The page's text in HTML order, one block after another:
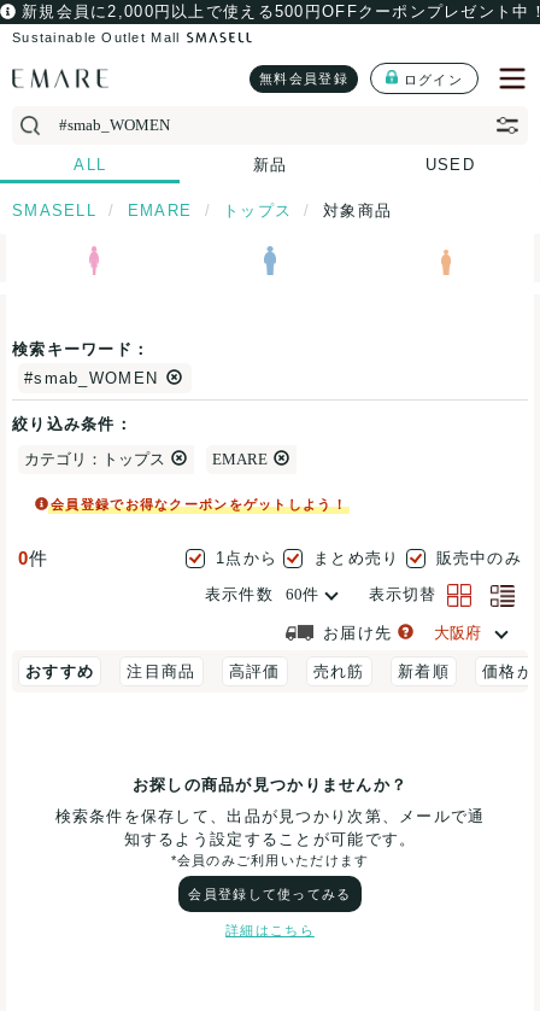
新規会員に2,000円以上で使える500円OFFクーポンプレゼント中
Sustainable Outlet Mall
無料会員登録 ログイン
ALL 新品 USED
SMASELL EMARE トップス 対象商品
検索キーワード：
#smab_WOMEN
絞り込み条件：
カテゴリ：トップス EMARE
会員登録でお得なクーポンをゲットしよう！
0件 1点から まとめ売り
販売中のみ
表示件数
表示切替
お届け先
おすすめ 注目商品 高評価 売れ筋 新着順 価格が
お探しの商品が見つかりませんか？
検索条件を保存して、出品が見つかり次第、メールで通
知するよう設定することが可能です。
*会員のみご利用いただけます
会員登録して使ってみる
詳細はこちら